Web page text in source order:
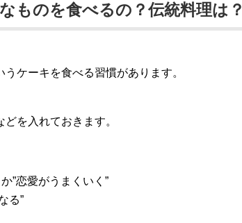
ものを食べるの？伝統料理は？
うケーキを食べる習慣があります。
を入れておきます。
”恋愛がうまくいく”
る”